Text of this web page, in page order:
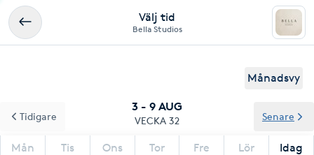
Välj tid
Bella Studios
Månadsvy
3 - 9 AUG
VECKA 32
Mån Tis Ons Tor Fre Lör Idag
Tidigare Senare